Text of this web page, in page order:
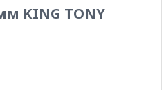
KING TONY